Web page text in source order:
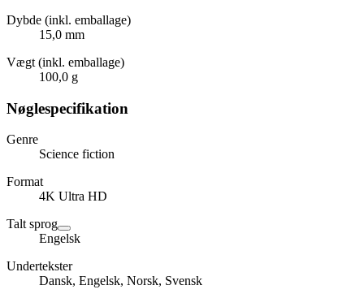
Dybde (inkl. emballage)
15,0 mm
Vægt (inkl. emballage)
100,0 g
Nøglespecifikation
Genre
Science fiction
Format
4K Ultra HD
Talt sprog
Engelsk
Undertekster
Dansk, Engelsk, Norsk, Svensk